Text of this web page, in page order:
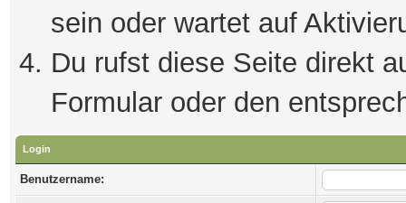
sein oder wartet auf
Du rufst diese Seite direkt
Formular oder den
Login
Benutzername: